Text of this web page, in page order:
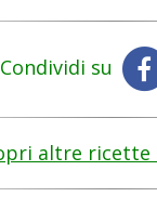
Condividi su
altre ricette